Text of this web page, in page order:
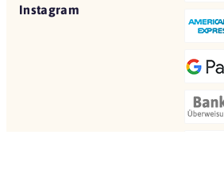
Instagram